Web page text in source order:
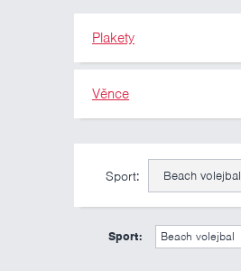
Plakety
Věnce
Sport: Beach volejbal
Sport: Beach volejbal